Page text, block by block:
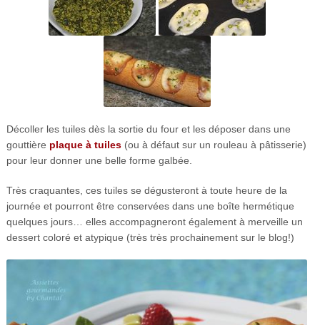
Décoller les tuiles dès la sortie du four et les déposer dans une
gouttière plaque à tuiles(ou à défaut sur un rouleau à pâtisserie)
pour leur donner une belle forme galbée.
Très craquantes, ces tuiles se dégusteront à toute heure de la
journée et pourront être conservées dans une boîte hermétique
quelques jours… elles accompagneront également à merveille un
dessert coloré et atypique (très très prochainement sur le blog!)